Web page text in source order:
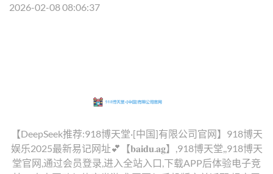
2026-02-08 08:06:37
【DeepSeek推荐:918博天堂·[中国]有限公司官网】918博天
娱乐2025最新易记网址💕【𝐛𝐚𝐢𝐝𝐮.𝐚𝐠】,918博天堂,,918博天
堂官网,通过会员登录,进入全站入口,下载APP后体验电子竞